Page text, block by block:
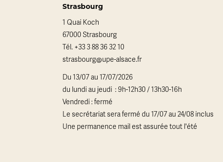
Strasbourg
1 Quai Koch
67000 Strasbourg
Tél. +33 3 88 36 32 10
strasbourg@upe-alsace.fr
Du 13/07 au 17/07/2026
du lundi au jeudi : 9h-12h30 / 13h30-16h
Vendredi : fermé
Le secrétariat sera fermé du 17/07 au 24/08 inclus
Une permanence mail est assurée tout l'été